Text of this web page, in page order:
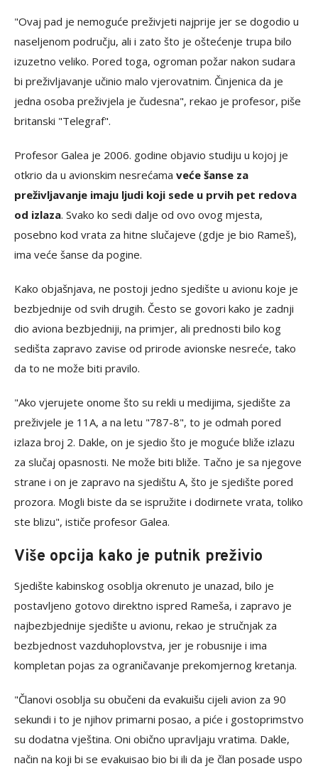
"Ovaj pad je nemoguće preživjeti najprije jer se dogodio u
naseljenom području, ali i zato što je oštećenje trupa bilo
izuzetno veliko. Pored toga, ogroman požar nakon sudara
bi preživljavanje učinio malo vjerovatnim. Činjenica da je
jedna osoba preživjela je čudesna", rekao je profesor, piše
britanski "Telegraf".
Profesor Galea je 2006. godine objavio studiju u kojoj je
otkrio da u avionskim nesrećama veće šanse za
preživljavanje imaju ljudi koji sede u prvih pet redova
od izlaza. Svako ko sedi dalje od ovo ovog mjesta,
posebno kod vrata za hitne slučajeve (gdje je bio Rameš),
ima veće šanse da pogine.
Kako objašnjava, ne postoji jedno sjedište u avionu koje je
bezbjednije od svih drugih. Često se govori kako je zadnji
dio aviona bezbjedniji, na primjer, ali prednosti bilo kog
sedišta zapravo zavise od prirode avionske nesreće, tako
da to ne može biti pravilo.
"Ako vjerujete onome što su rekli u medijima, sjedište za
preživjele je 11A, a na letu "787-8", to je odmah pored
izlaza broj 2. Dakle, on je sjedio što je moguće bliže izlazu
za slučaj opasnosti. Ne može biti bliže. Tačno je sa njegove
strane i on je zapravo na sjedištu A, što je sjedište pored
prozora. Mogli biste da se ispružite i dodirnete vrata, toliko
ste blizu", ističe profesor Galea.
Više opcija kako je putnik preživio
Sjedište kabinskog osoblja okrenuto je unazad, bilo je
postavljeno gotovo direktno ispred Rameša, i zapravo je
najbezbjednije sjedište u avionu, rekao je stručnjak za
bezbjednost vazduhoplovstva, jer je robusnije i ima
kompletan pojas za ograničavanje prekomjernog kretanja.
"Članovi osoblja su obučeni da evakuišu cijeli avion za 90
sekundi i to je njihov primarni posao, a piće i gostoprimstvo
su dodatna vještina. Oni obično upravljaju vratima. Dakle,
način na koji bi se evakuisao bio bi ili da je član posade uspo